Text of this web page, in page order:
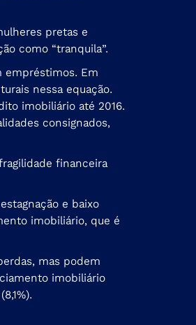
pretas e
como “tranquila”.
empréstimos. Em
nessa equação.
imobiliário até 2016.
consignados,
financeira
e baixo
imobiliário, que é
mas podem
imobiliário